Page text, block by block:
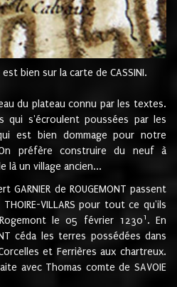
est bien sur la carte de CASSINI.
du plateau connu par les textes.
qui s'écroulent poussées par les
est bien dommage pour notre
préfère construire du neuf à
là un village ancien...
de ROUGEMONT passent
VILLARS pour tout ce qu'ils
le 05 février 12301 . En
céda les terres possédées dans
et Ferrières aux chartreux.
avec Thomas comte de SAVOIE